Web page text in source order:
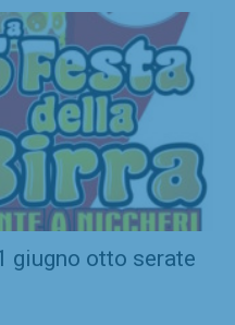
giugno otto serate